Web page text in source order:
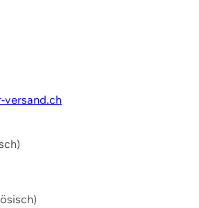
versand.ch